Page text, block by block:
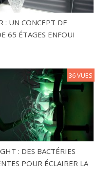
: UN CONCEPT DE
65 ÉTAGES ENFOUI
: DES BACTÉRIES
POUR ÉCLAIRER LA
36 VUES